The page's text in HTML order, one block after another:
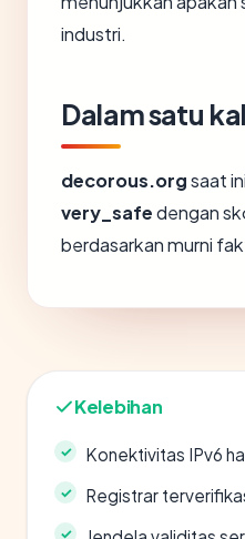
industri.
Dalam satu
decorous.orgsaat
very_safedengan
berdasarkan murni
Kelebihan
Konektivitas IPv6
Registrar